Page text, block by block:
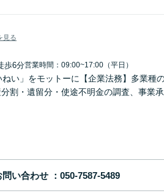
見る
歩6分営業時間：09:00~17:00（平日）
ねい」をモットーに【企業法務】多業種
割・遺留分・使途不明金の調査、事業
問い合わせ